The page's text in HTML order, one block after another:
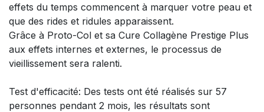
effets du temps commencent à marquer votre peau et
que des rides et ridules apparaissent.
Grâce à Proto-Col et sa Cure Collagène Prestige Plus
aux effets internes et externes, le processus de
vieillissement sera ralenti.
Test d'efficacité: Des tests ont été réalisés sur 57
personnes pendant 2 mois, les résultats sont